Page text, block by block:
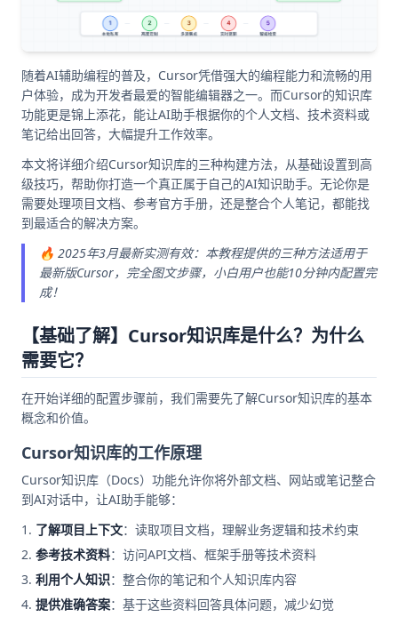
随着AI辅助编程的普及，Cursor凭借强大的编程能力和流畅的用
户体验，成为开发者最爱的智能编辑器之一。而Cursor的知识库
功能更是锦上添花，能让AI助手根据你的个人文档、技术资料或
笔记给出回答，大幅提升工作效率。
本文将详细介绍Cursor知识库的三种构建方法，从基础设置到高
级技巧，帮助你打造一个真正属于自己的AI知识助手。无论你是
需要处理项目文档、参考官方手册，还是整合个人笔记，都能找
到最适合的解决方案。
🔥 2025年3月最新实测有效：本教程提供的三种方法适用于
最新版Cursor，完全图文步骤，小白用户也能10分钟内配置完
成！
【基础了解】Cursor知识库是什么？为什么
需要它？
在开始详细的配置步骤前，我们需要先了解Cursor知识库的基本
概念和价值。
Cursor知识库的工作原理
Cursor知识库（Docs）功能允许你将外部文档、网站或笔记整合
到AI对话中，让AI助手能够：
了解项目上下文：读取项目文档，理解业务逻辑和技术约束
参考技术资料：访问API文档、框架手册等技术资料
利用个人知识：整合你的笔记和个人知识库内容
提供准确答案：基于这些资料回答具体问题，减少幻觉